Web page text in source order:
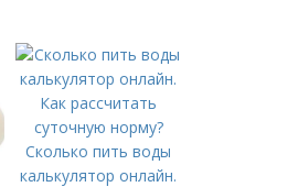
Сколько пить воды
калькулятор онлайн.